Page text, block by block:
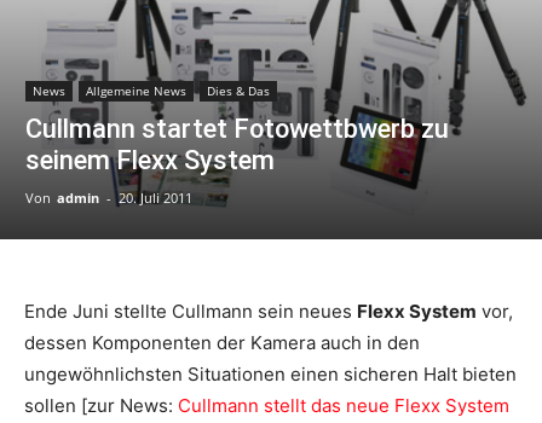
News Allgemeine News Dies & Das
Cullmann startet Fotowettbwerb zu
seinem Flexx System
Von admin - 20. Juli 2011
Ende Juni stellte Cullmann sein neues Flexx System vor,
dessen Komponenten der Kamera auch in den
ungewöhnlichsten Situationen einen sicheren Halt bieten
sollen [zur News: Cullmann stellt das neue Flexx System